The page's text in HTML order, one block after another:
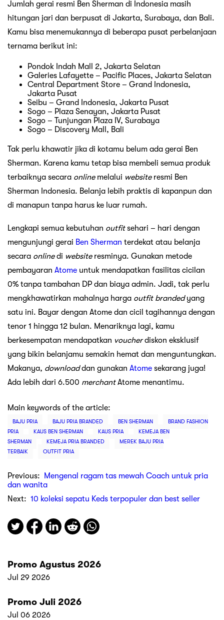
Jumlah gerai resmi Ben Sherman di Indonesia masih
hitungan jari dan berpusat di Jakarta, Surabaya, dan Bali.
Kamu bisa menemukannya di beberapa pusat perbelanjaan
ternama berikut ini:
Pondok Indah Mall 2, Jakarta Selatan
Galeries Lafayette – Pacific Places, Jakarta Selatan
Central Department Store – Grand Indonesia,
Jakarta Pusat
Seibu – Grand Indonesia, Jakarta Pusat
Sogo – Plaza Senayan, Jakarta Pusat
Sogo – Tunjungan Plaza IV, Surabaya
Sogo – Discovery Mall, Bali
Tak perlu khawatir jika di kotamu belum ada gerai Ben
Sherman. Karena kamu tetap bisa membeli semua produk
terbaiknya secara online melalui websiteresmi Ben
Sherman Indonesia. Belanja lebih praktis di kapanpun dan
di manapun tanpa harus ke luar rumah.
Lengkapi semua kebutuhan outfitsehari – hari dengan
mengunjungi gerai Ben Sherman terdekat atau belanja
secara onlinedi websiteresminya. Gunakan metode
pembayaran Atome untuk mendapatkan fasilitas cicilan
0% tanpa tambahan DP dan biaya admin. Jadi, tak perlu
mengkhawatirkan mahalnya harga outfit brandedyang
satu ini. Bayar dengan Atome dan cicil tagihannya dengan
tenor 1 hingga 12 bulan. Menariknya lagi, kamu
berkesempatan mendapatkan voucherdiskon eksklusif
yang bikin belanjamu semakin hemat dan menguntungkan.
Makanya, downloaddan gunakan Atome sekarang juga!
Ada lebih dari 6.500 merchantAtome menantimu.
Main keywords of the article:
BAJU PRIA BAJU PRIA BRANDED BEN SHERMAN
BRAND FASHION
PRIA
KAUS BEN SHERMAN KAUS PRIA
KEMEJA BEN
SHERMAN
KEMEJA PRIA BRANDED
MEREK BAJU PRIA
TERBAIK
OUTFIT PRIA
Previous:
Mengenal ragam tas mewah Coach untuk pria
dan wanita
Next: 10 koleksi sepatu Keds terpopuler dan best seller
Promo Agustus 2026
Jul 29 2026
Promo Juli 2026
Jul 06 2026